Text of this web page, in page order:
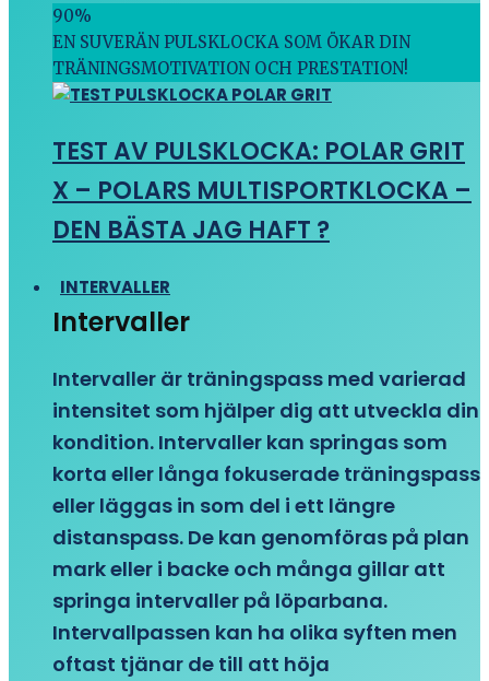
90%
EN SUVERÄN PULSKLOCKA SOM ÖKAR DIN
TRÄNINGSMOTIVATION OCH PRESTATION!
TEST AV PULSKLOCKA: POLAR GRIT
X – POLARS MULTISPORTKLOCKA –
DEN BÄSTA JAG HAFT ?
INTERVALLER
Intervaller
Intervaller är träningspass med varierad
intensitet som hjälper dig att utveckla din
kondition. Intervaller kan springas som
korta eller långa fokuserade träningspass
eller läggas in som del i ett längre
distanspass. De kan genomföras på plan
mark eller i backe och många gillar att
springa intervaller på löparbana.
Intervallpassen kan ha olika syften men
oftast tjänar de till att höja